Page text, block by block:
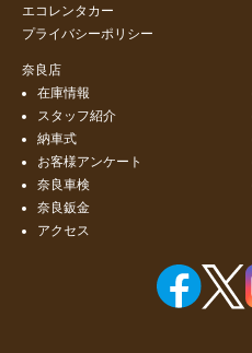
エコレンタカー
プライバシーポリシー
奈良店
在庫情報
スタッフ紹介
納車式
お客様アンケート
奈良車検
奈良鈑金
アクセス